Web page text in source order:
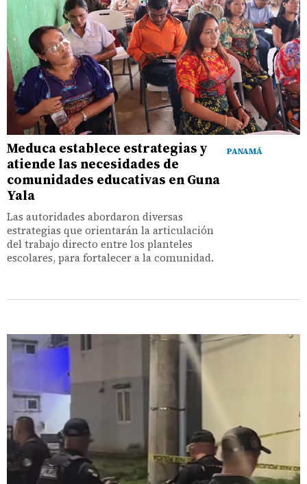
PANAMÁ
Meduca establece estrategias y
atiende las necesidades de
comunidades educativas en Guna
Yala
Las autoridades abordaron diversas
estrategias que orientarán la articulación
del trabajo directo entre los planteles
escolares, para fortalecer a la comunidad.